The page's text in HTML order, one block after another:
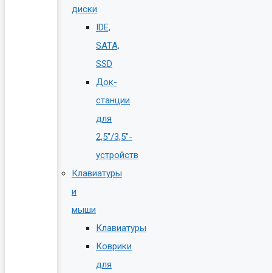
диски
IDE,
SATA,
SSD
Док-
станции
для
2,5″/3,5″-
устройств
Клавиатуры
и
мыши
Клавиатуры
Коврики
для